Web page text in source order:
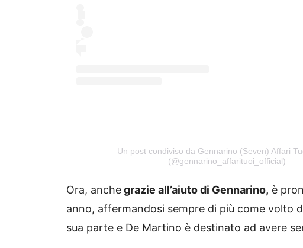
Un post condiviso da Gennarino (Seven) Affari
(@gennarino_affarituoi_official)
Ora, anchegrazie all’aiuto di Gennarino, è
anno, affermandosi sempre di più come volto
sua parte e De Martino è destinato ad avere